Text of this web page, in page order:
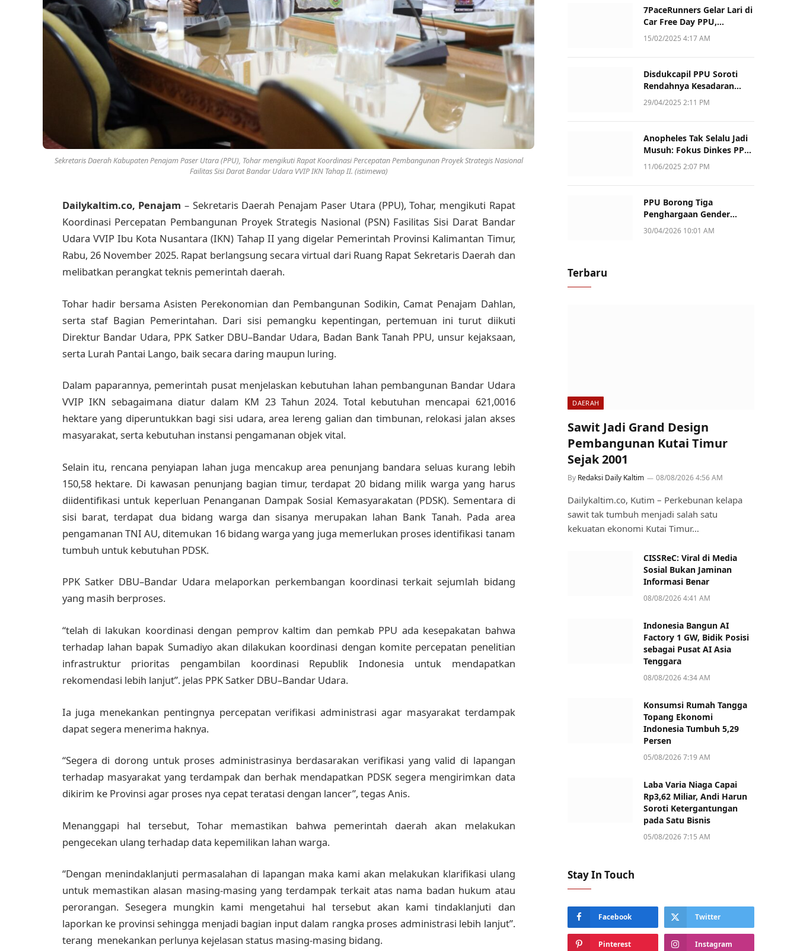
Sekretaris Daerah Kabupaten Penajam Paser Utara (PPU), Tohar mengikuti Rapat Koordinasi Percepatan Pembangunan Proyek Strategis Nasional
Failitas Sisi Darat Bandar Udara VVIP IKN Tahap II. (istimewa)
Dailykaltim.co, Penajam – Sekretaris Daerah Penajam Paser Utara (PPU), Tohar, mengikuti Rapat
Koordinasi Percepatan Pembangunan Proyek Strategis Nasional (PSN) Fasilitas Sisi Darat Bandar
Udara VVIP Ibu Kota Nusantara (IKN) Tahap II yang digelar Pemerintah Provinsi Kalimantan Timur,
Rabu, 26 November 2025. Rapat berlangsung secara virtual dari Ruang Rapat Sekretaris Daerah dan
melibatkan perangkat teknis pemerintah daerah.
Tohar hadir bersama Asisten Perekonomian dan Pembangunan Sodikin, Camat Penajam Dahlan,
serta staf Bagian Pemerintahan. Dari sisi pemangku kepentingan, pertemuan ini turut diikuti
Direktur Bandar Udara, PPK Satker DBU–Bandar Udara, Badan Bank Tanah PPU, unsur kejaksaan,
serta Lurah Pantai Lango, baik secara daring maupun luring.
Dalam paparannya, pemerintah pusat menjelaskan kebutuhan lahan pembangunan Bandar Udara
VVIP IKN sebagaimana diatur dalam KM 23 Tahun 2024. Total kebutuhan mencapai 621,0016
hektare yang diperuntukkan bagi sisi udara, area lereng galian dan timbunan, relokasi jalan akses
masyarakat, serta kebutuhan instansi pengamanan objek vital.
Selain itu, rencana penyiapan lahan juga mencakup area penunjang bandara seluas kurang lebih
150,58 hektare. Di kawasan penunjang bagian timur, terdapat 20 bidang milik warga yang harus
diidentifikasi untuk keperluan Penanganan Dampak Sosial Kemasyarakatan (PDSK). Sementara di
sisi barat, terdapat dua bidang warga dan sisanya merupakan lahan Bank Tanah. Pada area
pengamanan TNI AU, ditemukan 16 bidang warga yang juga memerlukan proses identifikasi tanam
tumbuh untuk kebutuhan PDSK.
PPK Satker DBU–Bandar Udara melaporkan perkembangan koordinasi terkait sejumlah bidang
yang masih berproses.
“telah di lakukan koordinasi dengan pemprov kaltim dan pemkab PPU ada kesepakatan bahwa
terhadap lahan bapak Sumadiyo akan dilakukan koordinasi dengan komite percepatan penelitian
infrastruktur prioritas pengambilan koordinasi Republik Indonesia untuk mendapatkan
rekomendasi lebih lanjut”. jelas PPK Satker DBU–Bandar Udara.
Ia juga menekankan pentingnya percepatan verifikasi administrasi agar masyarakat terdampak
dapat segera menerima haknya.
“Segera di dorong untuk proses administrasinya berdasarakan verifikasi yang valid di lapangan
terhadap masyarakat yang terdampak dan berhak mendapatkan PDSK segera mengirimkan data
dikirim ke Provinsi agar proses nya cepat teratasi dengan lancer”, tegas Anis.
Menanggapi hal tersebut, Tohar memastikan bahwa pemerintah daerah akan melakukan
pengecekan ulang terhadap data kepemilikan lahan warga.
“Dengan menindaklanjuti permasalahan di lapangan maka kami akan melakukan klarifikasi ulang
untuk memastikan alasan masing-masing yang terdampak terkait atas nama badan hukum atau
perorangan. Sesegera mungkin kami mengetahui hal tersebut akan kami tindaklanjuti dan
laporkan ke provinsi sehingga menjadi bagian input dalam rangka proses administrasi lebih lanjut”.
terang menekankan perlunya kejelasan status masing-masing bidang.
7PaceRunners Gelar Lari di
Car Free Day PPU,
Kampanye Gaya Hidup
15/02/2025 4:17 AM
Disdukcapil PPU Soroti
Rendahnya Kesadaran
Warga Soal Pelaporan
29/04/2025 2:11 PM
Anopheles Tak Selalu Jadi
Musuh: Fokus Dinkes PPU
Kini ke Penularan Aktif di
11/06/2025 2:07 PM
PPU Borong Tiga
Penghargaan Gender
Champion Kaltim 2026,
30/04/2026 10:01 AM
Terbaru
DAERAH
Sawit Jadi Grand Design
Pembangunan Kutai Timur
Sejak 2001
By Redaksi Daily Kaltim 08/08/2026 4:56 AM
Dailykaltim.co, Kutim – Perkebunan kelapa
sawit tak tumbuh menjadi salah satu
kekuatan ekonomi Kutai Timur…
CISSReC: Viral di Media
Sosial Bukan Jaminan
Informasi Benar
08/08/2026 4:41 AM
Indonesia Bangun AI
Factory 1 GW, Bidik Posisi
sebagai Pusat AI Asia
Tenggara
08/08/2026 4:34 AM
Konsumsi Rumah Tangga
Topang Ekonomi
Indonesia Tumbuh 5,29
Persen
05/08/2026 7:19 AM
Laba Varia Niaga Capai
Rp3,62 Miliar, Andi Harun
Soroti Ketergantungan
pada Satu Bisnis
05/08/2026 7:15 AM
Stay In Touch
Facebook Twitter
Pinterest Instagram